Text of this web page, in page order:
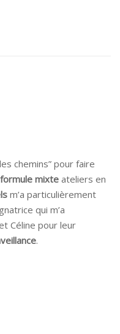
chemins” pour faire
formule mixte ateliers en
m’a particulièrement
qui m’a
Céline pour leur
.